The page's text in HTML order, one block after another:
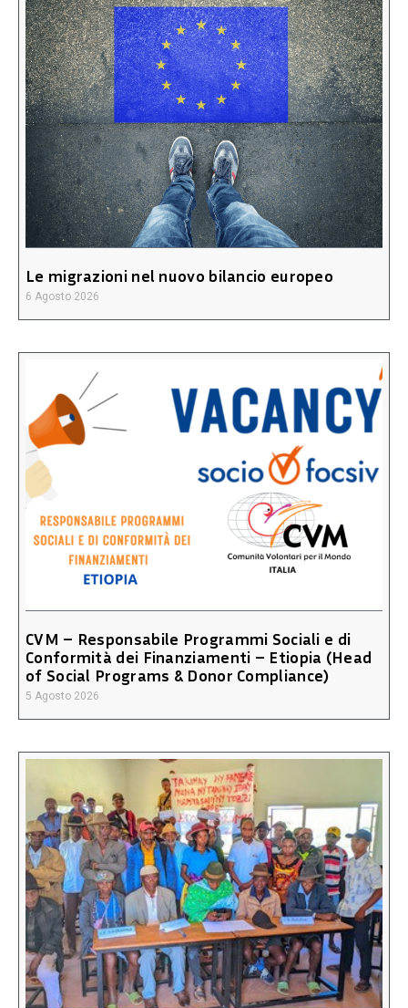
Le migrazioni nel nuovo bilancio europeo
6 Agosto 2026
CVM – Responsabile Programmi Sociali e di
Conformità dei Finanziamenti – Etiopia (Head
of Social Programs & Donor Compliance)
5 Agosto 2026